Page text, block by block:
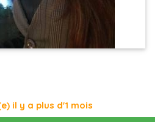
il y a plus d'1 mois